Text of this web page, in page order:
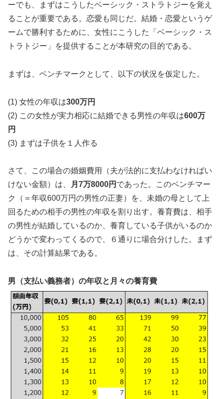
ーでも、まずはこうしたベーシック・ストラトジーを覚え
ることが重要である。恋愛も同じだ。結婚・恋愛というゲ
ームで勝利するために、女性にこうした「ベーシック・ス
トラトジー」を提供することが本研究の目的である。
まずは、ベンチマークとして、以下の状況を仮定した。
(1) 女性の年収は300万円
(2) この女性が実力相応に結婚できる男性の年収は600万
円
(3) まずは子供を１人作る
さて、この場合の婚姻費用（夫が法的に支払わなければい
けない金額）は、
月7万8000円 であった。このベンチマー
ク（＝年収600万円の男性の正妻）を、未婚の母として上
回るための相手の男性の年収を割り出す。養育費は、相手
の男性が結婚しているのか、養育している子供がいるのか
どうかで変わってくるので、６通りに場合分けした。まず
は、その計算結果である。
男（支払い義務者）の年収と月々の養育費